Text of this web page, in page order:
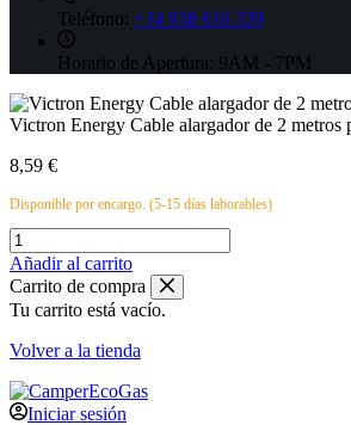
Teléfono: +34 938 616 339
Horario de Apertura: 9AM - 7PM
Victron Energy Cable alargador de 2 metros
8,59 €
Disponible por encargo. (5-15 días laborables)
Victron
Energy
Cable
alargador
de
2
metros
para
Blue
Añadir al carrito
Carrito de compra
Tu carrito está vacío.
Volver a la tienda
Iniciar sesión